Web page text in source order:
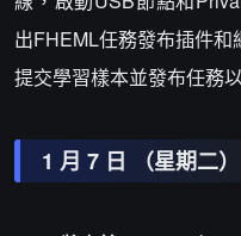
出FHEML任務發布插件和
提交學習樣本並發布任務
1 月 7 日 （星期二）